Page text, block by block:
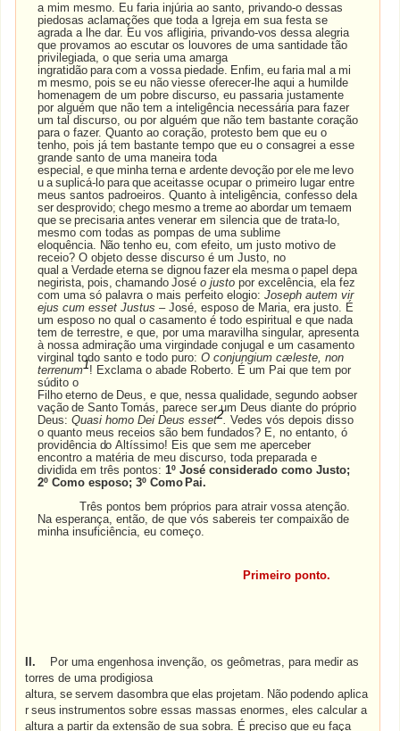
a mim mesmo. Eu faria injúria ao santo, privando-o dessas
piedosas aclamações que toda a Igreja em sua festa se
agrada a lhe dar. Eu vos afligiria, privando-vos dessa alegria
que provamos ao escutar os louvores de uma santidade tão
privilegiada, o que seria uma amarga
ingratidão para com a vossa piedade. Enfim, eu faria mal a mi
m mesmo, pois se eu não viesse oferecer-lhe aqui a humilde
homenagem de um pobre discurso, eu passaria justamente
por alguém que não tem a inteligência necessária para fazer
um tal discurso, ou por alguém que não tem bastante coração
para o fazer. Quanto ao coração, protesto bem que eu o
tenho, pois já tem bastante tempo que eu o consagrei a esse
grande santo de uma maneira toda
especial, e que minha terna e ardente devoção por ele me levo
u a suplicá-lo para que aceitasse ocupar o primeiro lugar entre
meus santos padroeiros. Quanto à inteligência, confesso dela
ser desprovido; chego mesmo a treme ao abordar um temaem
que se precisaria antes venerar em silencia que de trata-lo,
mesmo com todas as pompas de uma sublime
eloquência. Não tenho eu, com efeito, um justo motivo de
receio? O objeto desse discurso é um Justo, no
qual a Verdade eterna se dignou fazer ela mesma o papel depa
negirista, pois, chamando Joséo justopor excelência, ela fez
com uma só palavra o mais perfeito elogio: Joseph autem vir
ejus cum esset Justus – José, esposo de Maria, era justo. É
um esposo no qual o casamento é todo espiritual e que nada
tem de terrestre, e que, por uma maravilha singular, apresenta
à nossa admiração uma virgindade conjugal e um casamento
virginal todo santo e todo puro: O conjungium cæleste, non
terrenum1! Exclama o abade Roberto. É um Pai que tem por
súdito o
Filho eterno de Deus, e que, nessa qualidade, segundo aobser
vação de Santo Tomás, parece ser um Deus diante do próprio
Deus: Quasi homo Dei Deus esset2. Vedes vós depois disso
o quanto meus receios são bem fundados? E, no entanto, ó
providência do Altíssimo! Eis que sem me aperceber
encontro a matéria de meu discurso, toda preparada e
dividida em três pontos: 1º José considerado como Justo;
2º Como esposo; 3º Como Pai.
Três pontos bem próprios para atrair vossa atenção.
Na esperança, então, de que vós sabereis ter compaixão de
minha insuficiência, eu começo.
Primeiro ponto.
II.
Por uma engenhosa invenção, os geômetras, para medir as
torres de uma prodigiosa
altura, se servem dasombra que elas projetam. Não podendo aplica
r seus instrumentos sobre essas massas enormes, eles calcular a
altura a partir da extensão de sua sobra. É preciso que eu faça